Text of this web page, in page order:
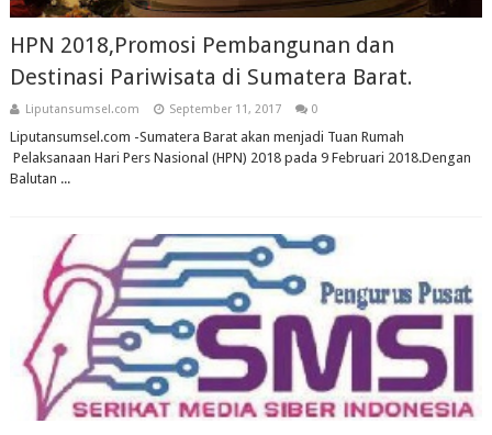
HPN 2018,Promosi Pembangunan dan
Destinasi Pariwisata di Sumatera Barat.
Liputansumsel.com September 11, 2017 0
Liputansumsel.com -Sumatera Barat akan menjadi Tuan Rumah
Pelaksanaan Hari Pers Nasional (HPN) 2018 pada 9 Februari 2018.Dengan
Balutan ...